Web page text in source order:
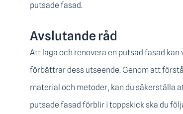
putsade fasad.
Avslutande råd
Att laga och renovera en putsad fasad
förbättrar dess utseende. Genom att
material och metoder, kan du säkerställa
putsade fasad förblir i toppskick ska du